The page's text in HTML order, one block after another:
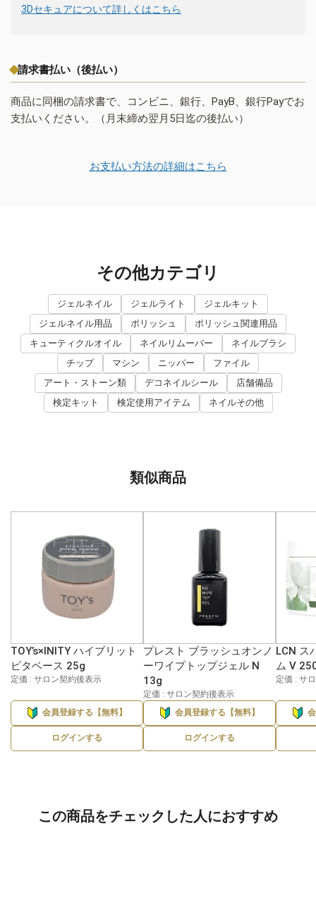
3Dセキュアについて詳しくはこちら
請求書払い（後払い）
商品に同梱の請求書で、コンビニ、銀行、PayB、銀行Payでお
支払いください。（月末締め翌月5日迄の後払い）
お支払い方法の詳細はこちら
その他カテゴリ
ジェルネイル ジェルライト
ジェルキット
ジェルネイル用品
ポリッシュ
ポリッシュ関連用品
キューティクルオイル
ネイルリムーバー
ネイルブラシ
チップ
マシン ニッパー
ファイル
アート・ストーン類
デコネイルシール
店舗備品
検定キット
検定使用アイテム ネイルその他
類似商品
TOY’s×INITY ハイブリット
ピタベース 25g
定価 : サロン契約後表示
会員登録する【無料】
ログインする
プレスト ブラッシュオンノ
ーワイプトップジェル N
13g
定価 : サロン契約後表示
会員登録する【無料】
ログインする
LCN ス
ム V
定価 : サ
この商品をチェックした人におすすめ